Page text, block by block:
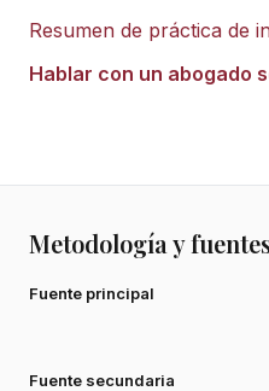
Resumen de práctica de
Hablar con un abogado
Metodología y
Fuente principal
Fuente secundaria